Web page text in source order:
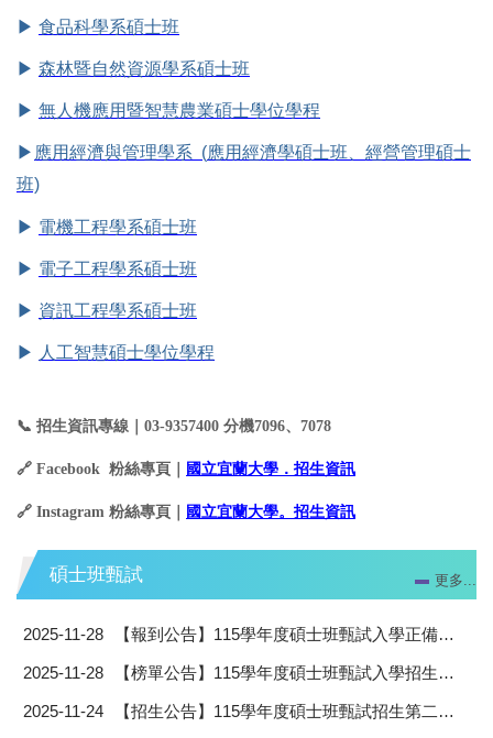
▶ 食品科學系碩士班
▶ 森林暨自然資源學系碩士班
▶ 無人機應用暨智慧農業碩士學位學程
▶ 應用經濟與管理學系 (應用經濟學碩士班、經營管理碩士
班)
▶ 電機工程學系碩士班
▶ 電子工程學系碩士班
▶ 資訊工程學系碩士班
▶ 人工智慧碩士學位學程
📞 招生資訊專線｜03-9357400 分機7096、7078
🔗 Facebook 粉絲專頁｜ 國立宜蘭大學．招生資訊
🔗 Instagram 粉絲專頁｜ 國立宜蘭大學。招生資訊
碩士班甄試
2025-11-28 【報到公告】115學年度碩士班甄試入學正備取生注意事項
2025-11-28 【榜單公告】115學年度碩士班甄試入學招生採書面審查及口試系所錄取名單
2025-11-24 【招生公告】115學年度碩士班甄試招生第二梯次開放網路查詢成績及成績複查作業說明
更多...